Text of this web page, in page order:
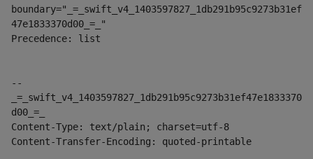
boundary="_=_swift_v4_1403597827_1db291b95c9273b31ef
47e1833370d00_=_"
Precedence: list
--
_=_swift_v4_1403597827_1db291b95c9273b31ef47e1833370
d00_=_
Content-Type: text/plain; charset=utf-8
Content-Transfer-Encoding: quoted-printable